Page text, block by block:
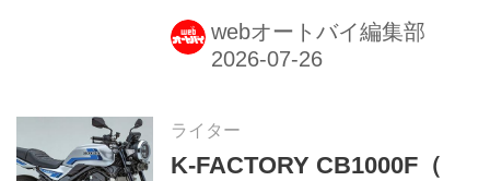
webオートバイ編集部
ライター
K-FACTORY CB1000F（